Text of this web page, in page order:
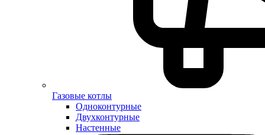
Газовые котлы
Одноконтурные
Двухконтурные
Настенные